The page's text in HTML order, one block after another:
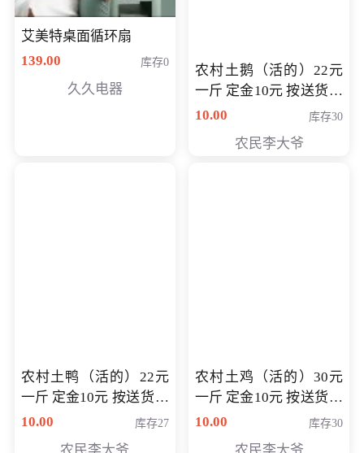
艾美特桌面循环扇
139.00
库存0
久久电器
农村土鹅（活的）22元
一斤 定金10元 按送货交
付时秤重计算货款 定金
10.00 库存30
农民李大爷
农村土鸭（活的）22元
一斤 定金10元 按送货交
付时秤重计算货款 定金
10.00 库存27
农村土鸡（活的）30元
一斤 定金10元 按送货交
付时秤重计算货款 定金
10.00 库存30